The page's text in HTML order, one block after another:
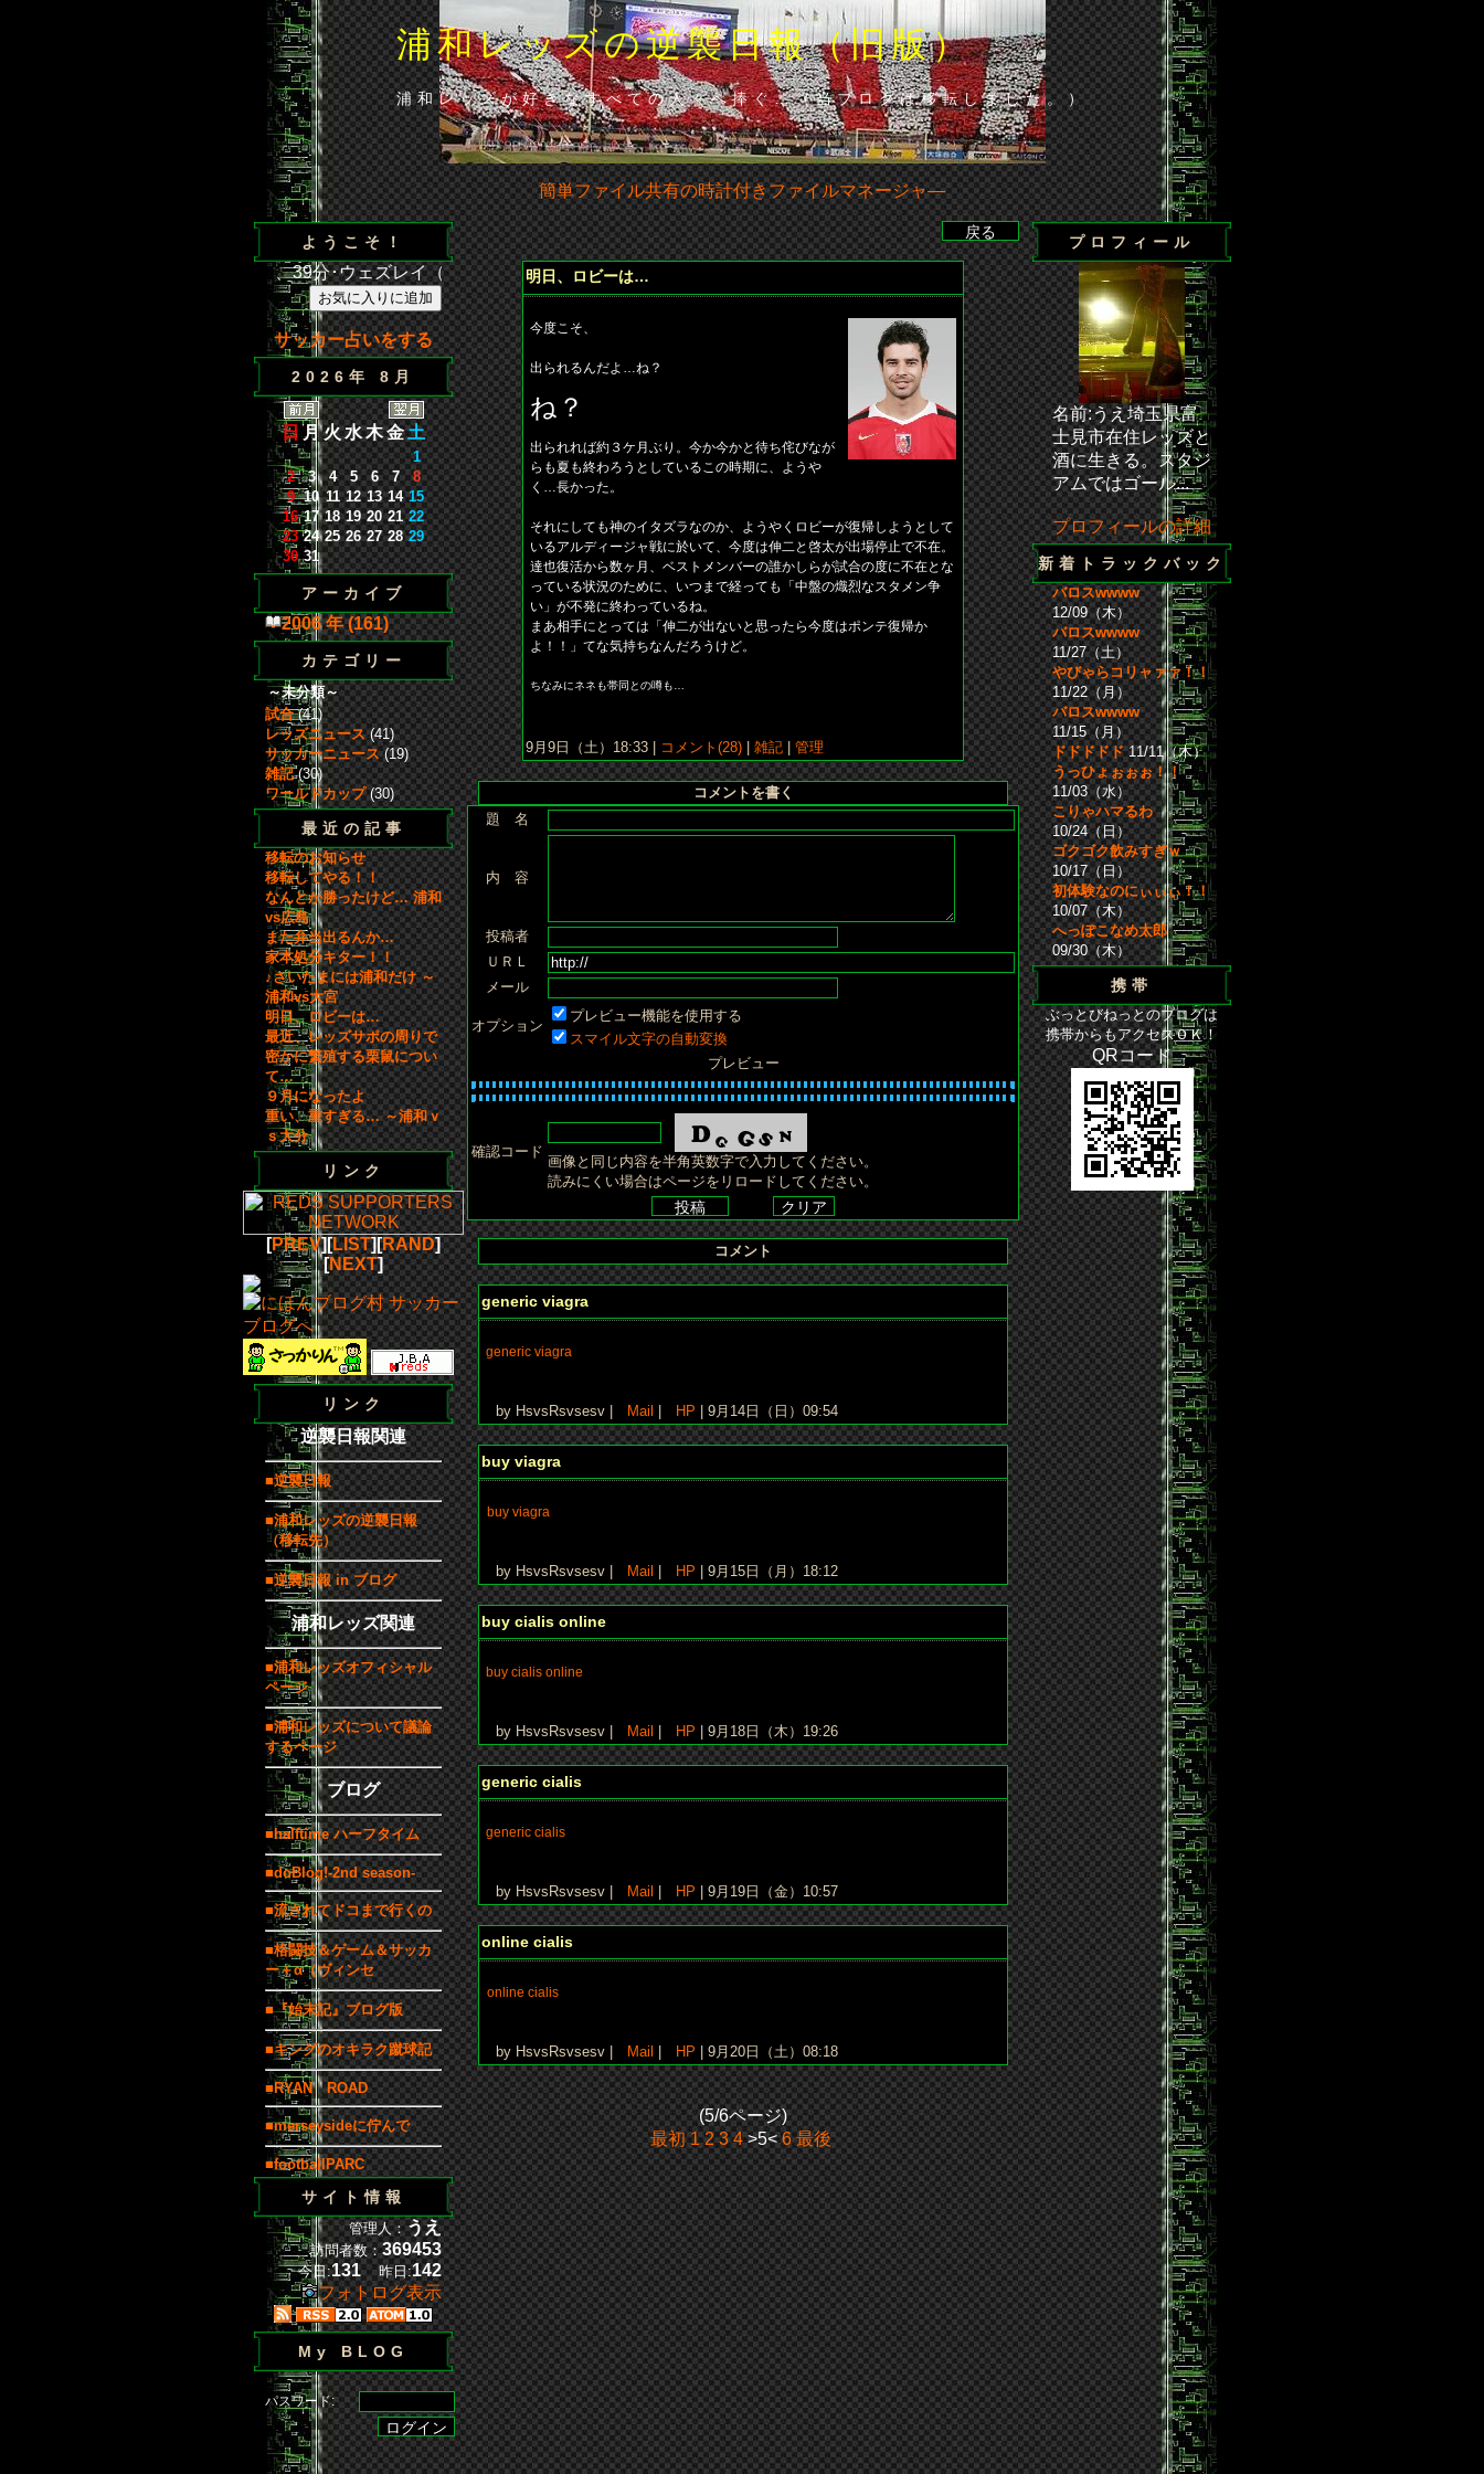
浦和レッズの逆襲日報（旧版）
浦和レッズが好きなすべての人々へ捧ぐ…（当ブロクは移転しました。）
簡単ファイル共有の時計付きファイルマネージャ―
ようこそ！
得点／35分･闘莉王（浦）、39分･ウェズレイ（広）、86分･山田（浦）◆山田の貴重な勝ち越し点で下位広島に辛くも勝利◆・・・ 次節の試合／J1第24節 浦和－清水（埼玉スタジ
サッカー占いをする
2026年 8月
日 月火 水木金土
1
2
3 4 5 6 7
8
9 10 11 12 13 14 15
16 17 18 19 20 21 22
23 24 25 26 27 28 29
30 31
アーカイブ
2006 年 (161)
カテゴリー
～未分類～
試合(41)
レッズニュース(41)
サッカーニュース(19)
雑記(30)
ワールドカップ(30)
最近の記事
移転のお知らせ
移転してやる！！
なんとか勝ったけど… 浦和
vs広島
また弁当出るんか…
家本処分キター！！
♪さいたまには浦和だけ ～
浦和vs大宮
明日、ロビーは…
最近、レッズサポの周りで
密かに繁殖する栗鼠につい
て…
９月になったよ
重い、重すぎる… ～浦和ｖ
ｓ大分
リンク
[PREV][LIST][RAND]
[NEXT]
リンク
逆襲日報関連
■逆襲日報
■浦和レッズの逆襲日報
（移転先）
■逆襲日報 in ブログ
浦和レッズ関連
■浦和レッズオフィシャル
ページ
■浦和レッズについて議論
するページ
ブログ
■halftime ハーフタイム
■doBlog!-2nd season-
■流されてドコまで行くの
■格闘技＆ゲーム＆サッカ
ー＋α（ヴィンセ
■『始末記』ブログ版
■キングのオキラク蹴球記
■RYAN ROAD
■merseysideに佇んで
■footballPARC
サイト情報
管理人：うえ
訪問者数：369453
今日:131 昨日:142
フォトログ表示
My BLOG
パスワード:
明日、ロビーは…
今度こそ、
出られるんだよ…ね？
ね？
出られれば約３ケ月ぶり。今か今かと待ち侘びなが
らも夏も終わろうとしているこの時期に、ようや
く…長かった。
それにしても神のイタズラなのか、ようやくロビーが復帰しようとして
いるアルディージャ戦に於いて、今度は伸二と啓太が出場停止で不在。
達也復活から数ヶ月、ベストメンバーの誰かしらが試合の度に不在とな
っている状況のために、いつまで経っても「中盤の熾烈なスタメン争
い」が不発に終わっているね。
まあ相手にとっては「伸二が出ないと思ったら今度はポンテ復帰か
よ！！」てな気持ちなんだろうけど。
ちなみにネネも帯同との噂も…
9月9日（土）18:33 | コメント(28) 雑記 管理
コメントを書く
題 名
内 容
投稿者
ＵＲＬ
メール
オプション
プレビュー機能を使用する
スマイル文字の自動変換
プレビュー
確認コード
画像と同じ内容を半角英数字で入力してください。
読みにくい場合はページをリロードしてください。
コメント
generic viagra
generic viagra
by HsvsRsvsesv | Mail HP | 9月14日（日）09:54
buy viagra
buy viagra
by HsvsRsvsesv | Mail HP | 9月15日（月）18:12
buy cialis online
buy cialis online
by HsvsRsvsesv | Mail HP | 9月18日（木）19:26
generic cialis
generic cialis
by HsvsRsvsesv | Mail HP | 9月19日（金）10:57
online cialis
online cialis
by HsvsRsvsesv | Mail HP | 9月20日（土）08:18
(5/6ページ)
最初 1 2 3 4>5<6 最後
プロフィール
名前:うえ埼玉県富
士見市在住レッズと
酒に生きる。スタジ
アムではゴール...
プロフィールの詳細
新着トラックバック
バロスwwww
12/09（木）
バロスwwww
11/27（土）
やびゃらコリャァァ！！
11/22（月）
バロスwwww
11/15（月）
ドドドドド11/11（木）
うっひょぉぉぉ！！
11/03（水）
こりゃハマるわ
10/24（日）
ゴクゴク飲みすぎｗ
10/17（日）
初体験なのにぃぃぃ！！
10/07（木）
へっぽこなめ太郎
09/30（木）
携帯
ぶっとびねっとのブログは
携帯からもアクセスＯＫ！
QRコード